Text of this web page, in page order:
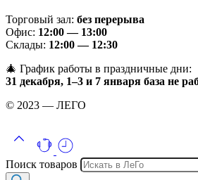
Торговый зал: без перерыва
Офис: 12:00 — 13:00
Склады: 12:00 — 12:30
🎄 График работы в праздничные дни:
31 декабря, 1–3 и 7 января база не
© 2023 — ЛЕГО
Поиск товаров